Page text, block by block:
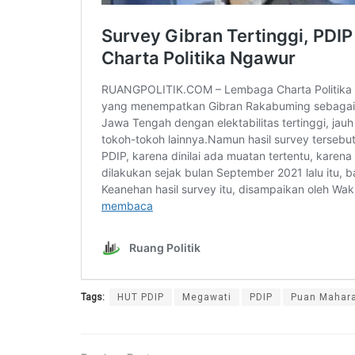
Tags: HUT PDIP Megawati PDIP Puan